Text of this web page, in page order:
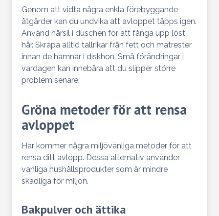
Genom att vidta några enkla förebyggande
åtgärder kan du undvika att avloppet täpps igen.
Använd hårsil i duschen för att fånga upp löst
hår. Skrapa alltid tallrikar från fett och matrester
innan de hamnar i diskhon. Små förändringar i
vardagen kan innebära att du slipper större
problem senare.
Gröna metoder för att rensa
avloppet
Här kommer några miljövänliga metoder för att
rensa ditt avlopp. Dessa alternativ använder
vanliga hushållsprodukter som är mindre
skadliga för miljön.
Bakpulver och ättika